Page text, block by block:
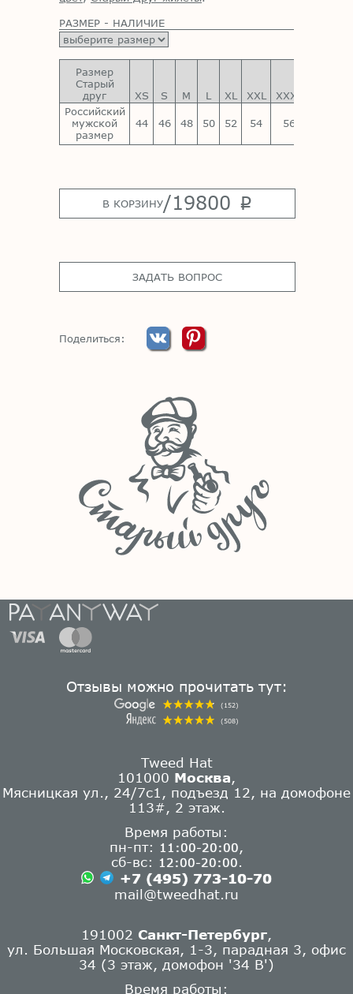
РАЗМЕР - НАЛИЧИЕ
Размер
Старый
друг
XS S M L XL XXL
XXXL
Российский
мужской
размер
44 46 48 50 52 54 56
В КОРЗИНУ/19800 p
ЗАДАТЬ ВОПРОС
Поделиться:
Отзывы можно прочитать тут:
(152)
(508)
Tweed Hat
101000 Москва
Мясницкая ул., 24/7с1, подъезд 12, на домофоне
113#, 2 этаж.
Время работы:
пн-пт:
11:00-20:00
сб-вс:
12:00-20:00
+7 (495) 773-10-70
mail@tweedhat.ru
191002 Санкт-Петербург
ул. Большая Московская, 1-3, парадная 3, офис
34 (3 этаж, домофон '34 В')
Время работы: